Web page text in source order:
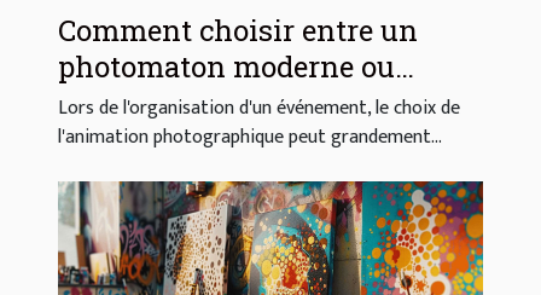
Comment choisir entre un
photomaton moderne ou
vintage pour votre événement
Lors de l'organisation d'un événement, le choix de
l'animation photographique peut grandement...